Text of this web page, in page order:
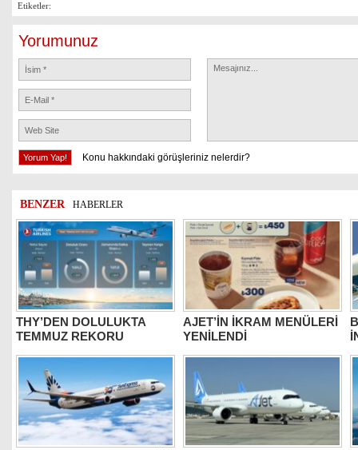
Etiketler:
Yorumunuz
Konu hakkındaki görüşleriniz nelerdir?
BENZER HABERLER
THY’DEN DOLULUKTA
TEMMUZ REKORU
AJET’İN İKRAM MENÜLERİ
YENİLENDİ